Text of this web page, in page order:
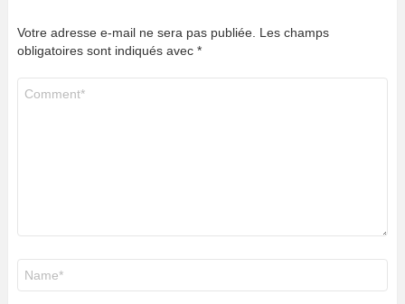
Votre adresse e-mail ne sera pas publiée. Les champs
obligatoires sont indiqués avec *